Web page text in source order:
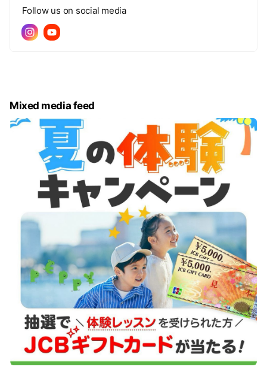
Follow us on social media
Mixed media feed